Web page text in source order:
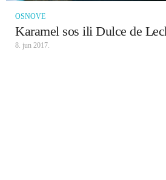
OSNOVE
Karamel sos ili Dulce de
8. jun 2017.